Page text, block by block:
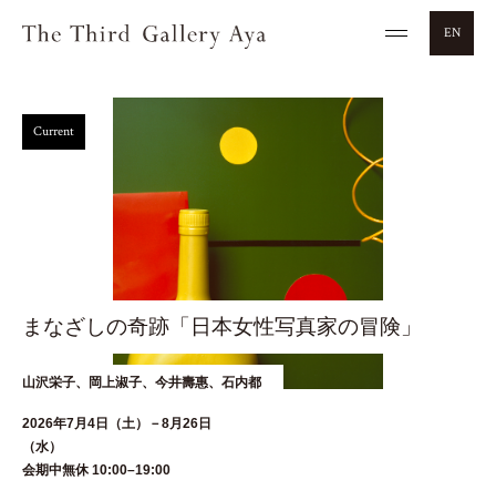
EN
まなざしの奇跡「日本女性写真家の冒険」
山沢栄子、岡上淑子、今井壽惠、石内都
Current
2026年7月4日（土）－8月26日
（水
会期中無休 10:00–19:00